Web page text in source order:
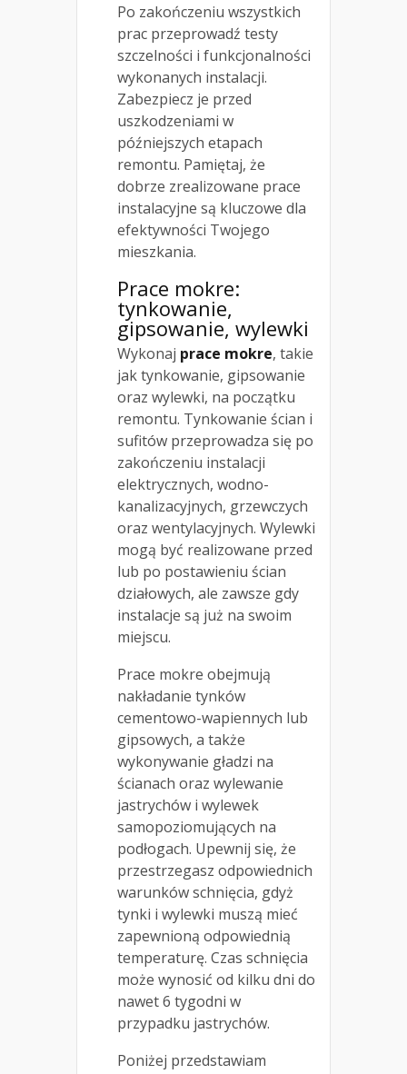
Po zakończeniu wszystkich
prac przeprowadź testy
szczelności i funkcjonalności
wykonanych instalacji.
Zabezpiecz je przed
uszkodzeniami w
późniejszych etapach
remontu. Pamiętaj, że
dobrze zrealizowane prace
instalacyjne są kluczowe dla
efektywności Twojego
mieszkania.
Prace mokre:
tynkowanie,
gipsowanie, wylewki
Wykonaj prace mokre, takie
jak tynkowanie, gipsowanie
oraz wylewki, na początku
remontu. Tynkowanie ścian i
sufitów przeprowadza się po
zakończeniu instalacji
elektrycznych, wodno-
kanalizacyjnych, grzewczych
oraz wentylacyjnych. Wylewki
mogą być realizowane przed
lub po postawieniu ścian
działowych, ale zawsze gdy
instalacje są już na swoim
miejscu.
Prace mokre obejmują
nakładanie tynków
cementowo-wapiennych lub
gipsowych, a także
wykonywanie gładzi na
ścianach oraz wylewanie
jastrychów i wylewek
samopoziomujących na
podłogach. Upewnij się, że
przestrzegasz odpowiednich
warunków schnięcia, gdyż
tynki i wylewki muszą mieć
zapewnioną odpowiednią
temperaturę. Czas schnięcia
może wynosić od kilku dni do
nawet 6 tygodni w
przypadku jastrychów.
Poniżej przedstawiam